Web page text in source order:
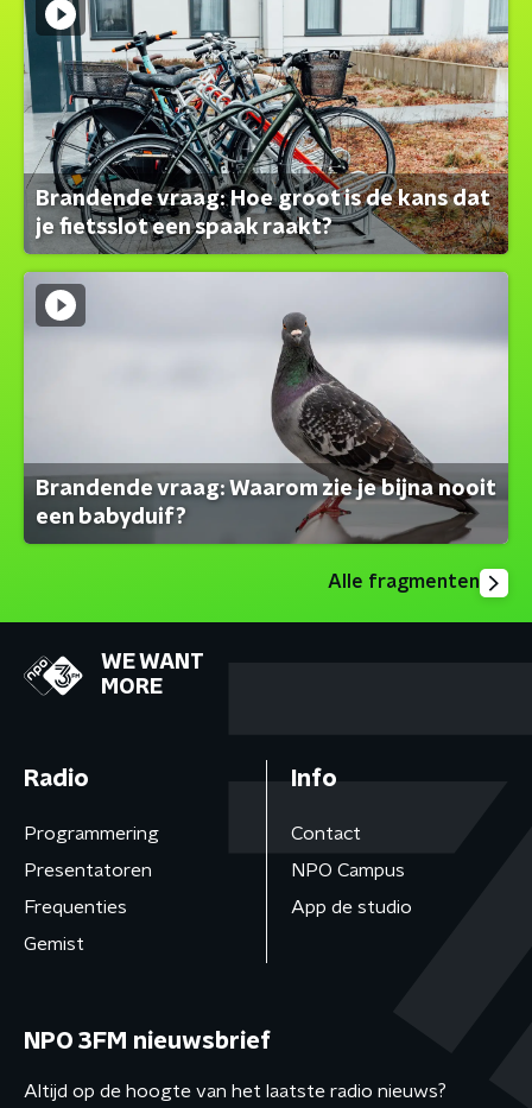
Brandende vraag: Hoe groot is de kans dat
je fietsslot een spaak raakt?
Brandende vraag: Waarom zie je bijna nooit
een babyduif?
Alle fragmenten
WE WANT
MORE
Radio
Programmering
Presentatoren
Frequenties
Gemist
Info
Contact
NPO Campus
App de studio
NPO 3FM nieuwsbrief
Altijd op de hoogte van het laatste radio nieuws?